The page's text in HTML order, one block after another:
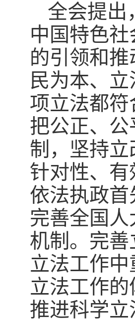
全会提出
中国特色
的引领和
民为本、
项立法都
把公正、
制，坚持
针对性、
依法执政
完善全国
机制。完
立法工作
立法工作
推进科学